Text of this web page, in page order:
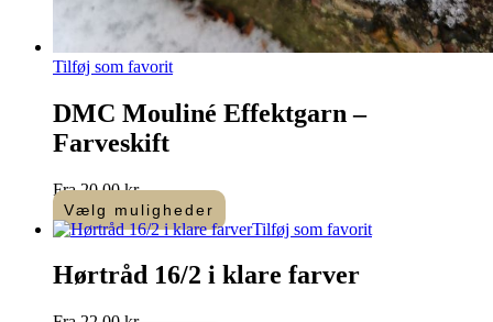
Tilføj som favorit
DMC Mouliné Effektgarn –
Farveskift
Fra20,00kr.
Vælg muligheder
Dette
har
flere
Tilføj som favorit
Hørtråd 16/2 i klare farver